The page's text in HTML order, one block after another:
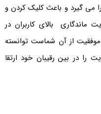
می گیرد و باعث کلیک کردن و
بالای کاربران در
از آن شماست توانسته
را در بین رقیبان خود ارتقا